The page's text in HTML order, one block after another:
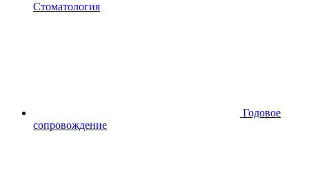
Стоматология
Годовое
сопровождение